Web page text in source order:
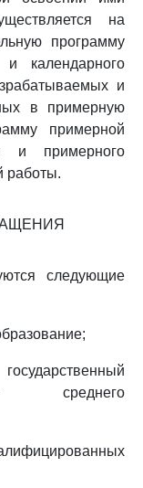
на
программу
календарного
и
в примерную
примерной
и примерного
работы.
следующие
среднего